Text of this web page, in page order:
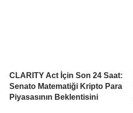
CLARITY Act İçin Son 24 Saat:
Senato Matematiği Kripto Para
Piyasasının Beklentisini